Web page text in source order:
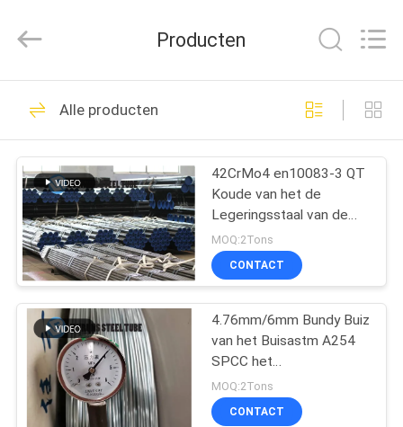
HUIS
PRODUCTEN
ONGEVEER
DE
V.S.
FABRIEKSREIS
KWALITEITSCONTROLE
Joyruns
Steel
All
Reserved.
De naadloze Buis
van het
Precisiestaal
50
de buis van het
warmtewisselaarstaal
34
Producten
Alle producten
42CrMo4 en10083-3 QT
Koude van het de
Legeringsstaal van de
Tekeningsprecisie
Ferritic Pijp 48*10mm
MOQ:2Tons
CONTACT
4.76mm/6mm Bundy
van het Buisastm A254
SPCC het
Zink Geplateerde Staal
MOQ:2Tons
CONTACT